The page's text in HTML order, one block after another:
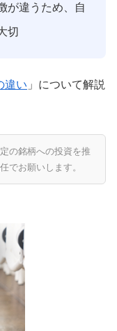
が違うため、自
切
違い 」について解説
の銘柄への投資を推
でお願いします。